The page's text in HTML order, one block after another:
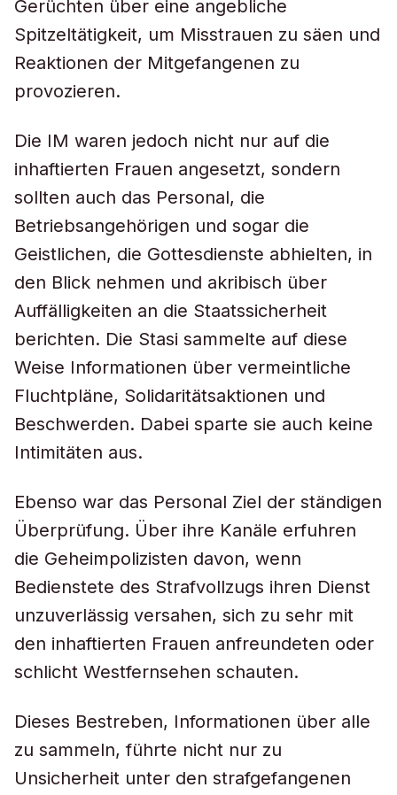
Gerüchten über eine angebliche
Spitzeltätigkeit, um Misstrauen zu säen und
Reaktionen der Mitgefangenen zu
provozieren.
Die IM waren jedoch nicht nur auf die
inhaftierten Frauen angesetzt, sondern
sollten auch das Personal, die
Betriebsangehörigen und sogar die
Geistlichen, die Gottesdienste abhielten, in
den Blick nehmen und akribisch über
Auffälligkeiten an die Staatssicherheit
berichten. Die Stasi sammelte auf diese
Weise Informationen über vermeintliche
Fluchtpläne, Solidaritätsaktionen und
Beschwerden. Dabei sparte sie auch keine
Intimitäten aus.
Ebenso war das Personal Ziel der ständigen
Überprüfung. Über ihre Kanäle erfuhren
die Geheimpolizisten davon, wenn
Bedienstete des Strafvollzugs ihren Dienst
unzuverlässig versahen, sich zu sehr mit
den inhaftierten Frauen anfreundeten oder
schlicht Westfernsehen schauten.
Dieses Bestreben, Informationen über alle
zu sammeln, führte nicht nur zu
Unsicherheit unter den strafgefangenen